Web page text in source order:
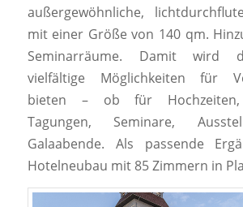
außergewöhnliche,
mit einer Größe von 140 qm.
Seminarräume. Damit wird
vielfältige Möglichkeiten für
bieten – ob für Hochzeiten,
Tagungen, Seminare,
Galaabende. Als passende
Hotelneubau mit 85 Zimmern in